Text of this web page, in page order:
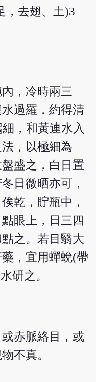
，去翅、土)3
，冷時兩三
過羅，約得清
，和黃連水入
，以極細為
盛之，白日置
日微晒亦可，
乾，貯瓶中，
眼上，日三四
之。若目翳大
，宜用蟬蛻(帶
研之。
赤脈絡目，或
不真。